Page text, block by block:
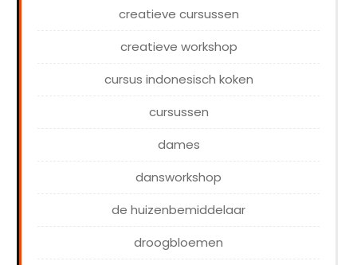
creatieve cursussen
creatieve workshop
cursus indonesisch koken
cursussen
dames
dansworkshop
de huizenbemiddelaar
droogbloemen